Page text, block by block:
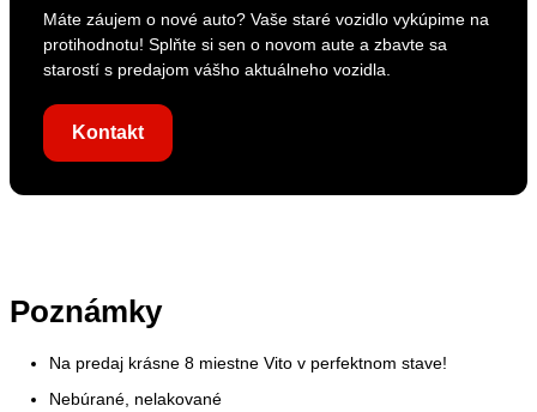
Máte záujem o nové auto? Vaše staré vozidlo vykúpime na
protihodnotu! Splňte si sen o novom aute a zbavte sa
starostí s predajom vášho aktuálneho vozidla.
Kontakt
Poznámky
Na predaj krásne 8 miestne Vito v perfektnom stave!
Nebúrané, nelakované